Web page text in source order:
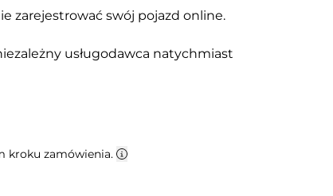
zarejestrować swój pojazd online.
usługodawca natychmiast
kroku zamówienia.